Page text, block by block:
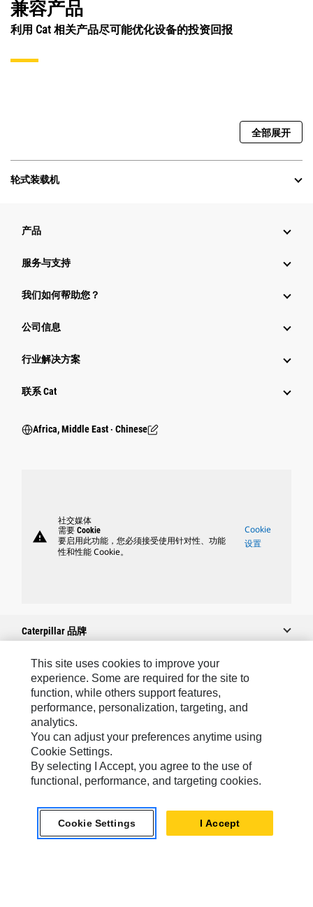
兼容产品
利用 Cat 相关产品尽可能优化设备的投资回报
全部展开
轮式装载机
产品
服务与支持
我们如何帮助您？
公司信息
行业解决方案
行业
联系 Cat
Africa, Middle East ‧ Chinese
warning
社交媒体
需要 Cookie
要启用此功能，您必须接受使用针对性、功能
性和性能 Cookie。
Cookie
设置
Caterpillar 品牌
Caterpillar.com
联系 Caterpillar
我的营销首选项
站点地图
Cookie Settings
This site uses cookies to improve your
experience. Some are required for the site to
function, while others support features,
performance, personalization, targeting, and
analytics.
You can adjust your preferences anytime using
Cookie Settings.
By selecting I Accept, you agree to the use of
functional, performance, and targeting cookies.
Cookie Settings I Accept